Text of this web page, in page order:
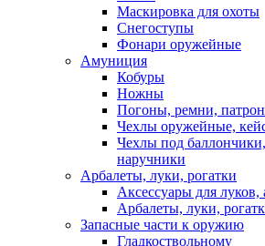
Маскировка для охоты
Снегоступы
Фонари оружейные
Амуниция
Кобуры
Ножны
Погоны, ремни,
Чехлы оружейные,
Чехлы под
наручники
Арбалеты, луки, рогатки
Аксессуары для луков,
Арбалеты, луки,
Запасные части к оружию
Гладкоствольному